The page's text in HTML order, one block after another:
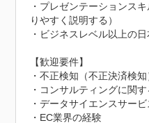
・プレゼンテーションス
りやすく説明する）
・ビジネスレベル以上の
【歓迎要件】
・不正検知（不正決済検
・コンサルティングに関
・データサイエンスサー
・EC業界の経験